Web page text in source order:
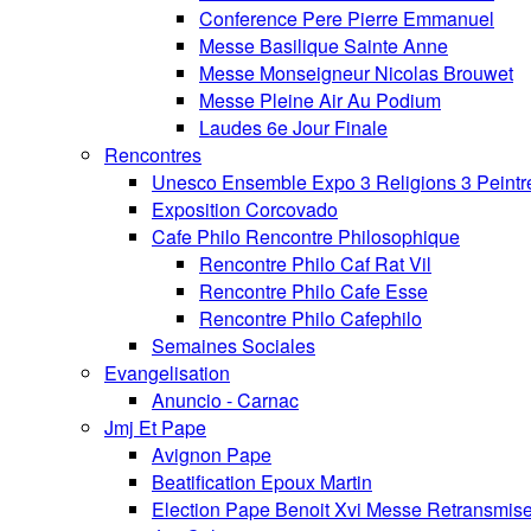
Conference Pere Pierre Emmanuel
Messe Basilique Sainte Anne
Messe Monseigneur Nicolas Brouwet
Messe Pleine Air Au Podium
Laudes 6e Jour Finale
Rencontres
Unesco Ensemble Expo 3 Religions 3
Exposition Corcovado
Cafe Philo Rencontre Philosophique
Rencontre Philo Caf Rat Vil
Rencontre Philo Cafe Esse
Rencontre Philo Cafephilo
Semaines Sociales
Evangelisation
Anuncio - Carnac
Jmj Et Pape
Avignon Pape
Beatification Epoux Martin
Election Pape Benoit Xvi Messe